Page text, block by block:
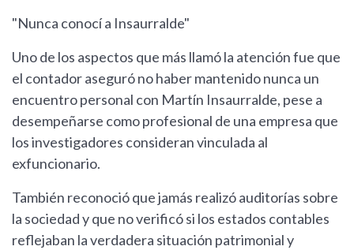
"Nunca conocí a Insaurralde"
Uno de los aspectos que más llamó la atención fue que
el contador aseguró no haber mantenido nunca un
encuentro personal con Martín Insaurralde, pese a
desempeñarse como profesional de una empresa que
los investigadores consideran vinculada al
exfuncionario.
También reconoció que jamás realizó auditorías sobre
la sociedad y que no verificó si los estados contables
reflejaban la verdadera situación patrimonial y